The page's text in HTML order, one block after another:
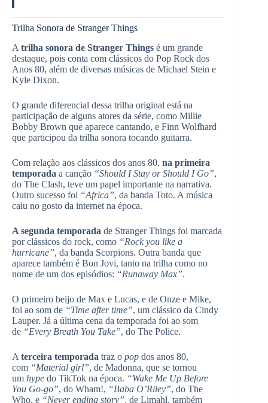
Trilha Sonora de Stranger Things
A trilha sonora de Stranger Things é um grande
destaque, pois conta com clássicos do Pop Rock dos
Anos 80, além de diversas músicas de Michael Stein e
Kyle Dixon.
O grande diferencial dessa trilha original está na
participação de alguns atores da série, como Millie
Bobby Brown que aparece cantando, e Finn Wolfhard
que participou da trilha sonora tocando guitarra.
Com relação aos clássicos dos anos 80, na primeira
temporada a canção “Should I Stay or Should I Go”,
do The Clash, teve um papel importante na narrativa.
Outro sucesso foi “Africa”, da banda Toto. A música
caiu no gosto da internet na época.
A segunda temporada de Stranger Things foi marcada
por clássicos do rock, como “Rock you like a
hurricane”, da banda Scorpions. Outra banda que
aparece também é Bon Jovi, tanto na trilha como no
nome de um dos episódios: “Runaway Max”.
O primeiro beijo de Max e Lucas, e de Onze e Mike,
foi ao som de “Time after time”, um clássico da Cindy
Lauper. Já a última cena da temporada foi ao som
de “Every Breath You Take”, do The Police.
A terceira temporada traz o pop dos anos 80,
com “Material girl”, de Madonna, que se tornou
um hype do TikTok na época. “Wake Me Up Before
You Go-go”, do Wham!, “Baba O’Riley”, do The
Who, e “Never ending story”, de Limahl, também